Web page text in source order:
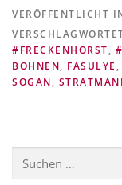
VERÖFFENTLICHT
#FRECKENHORST,
BOHNEN, FASULYE ,
SOGAN,
nach: